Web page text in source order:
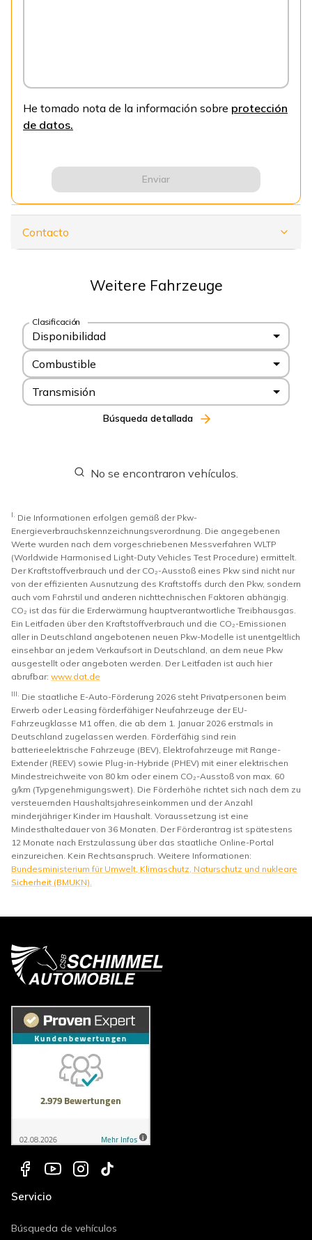
He tomado nota de la información sobre protección
de datos.
Enviar
Contacto
Weitere Fahrzeuge
Clasificación
Disponibilidad
Combustible
Transmisión
Búsqueda detallada
No se encontraron vehículos.
I. Die Informationen erfolgen gemäß der Pkw-
Energieverbrauchskennzeichnungsverordnung. Die angegebenen
Werte wurden nach dem vorgeschriebenen Messverfahren WLTP
(Worldwide Harmonised Light-Duty Vehicles Test Procedure) ermittelt.
Der Kraftstoffverbrauch und der CO₂-Ausstoß eines Pkw sind nicht nur
von der effizienten Ausnutzung des Kraftstoffs durch den Pkw, sondern
auch vom Fahrstil und anderen nichttechnischen Faktoren abhängig.
CO₂ ist das für die Erderwärmung hauptverantwortliche Treibhausgas.
Ein Leitfaden über den Kraftstoffverbrauch und die CO₂-Emissionen
aller in Deutschland angebotenen neuen Pkw-Modelle ist unentgeltlich
einsehbar an jedem Verkaufsort in Deutschland, an dem neue Pkw
ausgestellt oder angeboten werden. Der Leitfaden ist auch hier
abrufbar: www.dat.de
III. Die staatliche E-Auto-Förderung 2026 steht Privatpersonen beim
Erwerb oder Leasing förderfähiger Neufahrzeuge der EU-
Fahrzeugklasse M1 offen, die ab dem 1. Januar 2026 erstmals in
Deutschland zugelassen werden. Förderfähig sind rein
batterieelektrische Fahrzeuge (BEV), Elektrofahrzeuge mit Range-
Extender (REEV) sowie Plug-in-Hybride (PHEV) mit einer elektrischen
Mindestreichweite von 80 km oder einem CO₂-Ausstoß von max. 60
g/km (Typgenehmigungswert). Die Förderhöhe richtet sich nach dem zu
versteuernden Haushaltsjahreseinkommen und der Anzahl
minderjähriger Kinder im Haushalt. Voraussetzung ist eine
Mindesthaltedauer von 36 Monaten. Der Förderantrag ist spätestens
12 Monate nach Erstzulassung über das staatliche Online-Portal
einzureichen. Kein Rechtsanspruch. Weitere Informationen:
Bundesministerium für Umwelt, Klimaschutz, Naturschutz und nukleare
Sicherheit (BMUKN).
Servicio
Búsqueda de vehículos